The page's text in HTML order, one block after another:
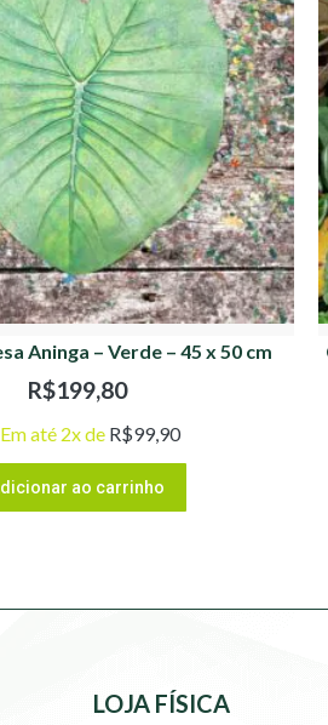
Aninga – Verde – 45 x 50 cm
R$199,80
Em até 2x de R$99,90
ao carrinho
LOJA FÍSICA